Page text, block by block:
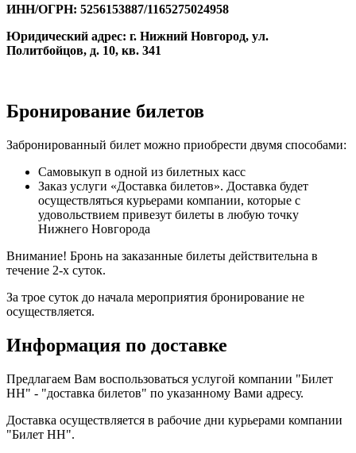
ИНН/ОГРН: 5256153887/1165275024958
Юридический адрес: г. Нижний Новгород, ул.
Политбойцов, д. 10, кв. 341
Бронирование билетов
Забронированный билет можно приобрести двумя способами:
Самовыкуп в одной из билетных касс
Заказ услуги «Доставка билетов». Доставка будет
осуществляться курьерами компании, которые с
удовольствием привезут билеты в любую точку
Нижнего Новгорода
Внимание! Бронь на заказанные билеты действительна в
течение 2-х суток.
За трое суток до начала мероприятия бронирование не
осуществляется.
Информация по доставке
Предлагаем Вам воспользоваться услугой компании "Билет
НН" - "доставка билетов" по указанному Вами адресу.
Доставка осуществляется в рабочие дни курьерами компании
"Билет НН".